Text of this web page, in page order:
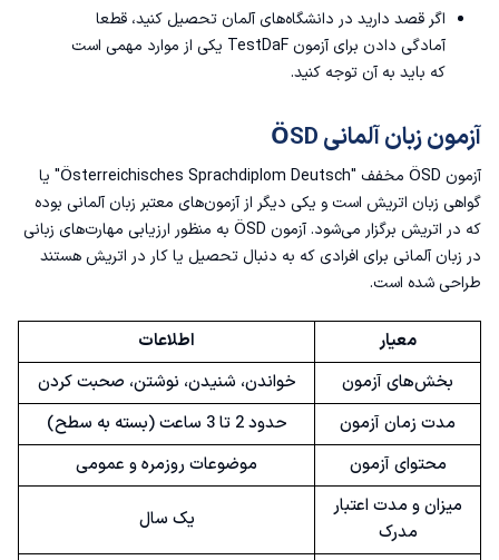
اگر قصد دارید در دانشگاه‌های آلمان تحصیل کنید، قطعا
آمادگی دادن برای آزمون TestDaF یکی از موارد مهمی است
که باید به آن توجه کنید.
آزمون زبان آلمانی ÖSD
آزمون ÖSD
مخفف "Österreichisches Sprachdiplom Deutsch" یا
گواهی زبان اتریش است و یکی دیگر از آزمون‌های معتبر زبان آلمانی بوده
که در اتریش برگزار می‌شود. آزمون ÖSD به منظور ارزیابی مهارت‌های زبانی
در زبان آلمانی برای افرادی که به دنبال تحصیل یا کار در اتریش هستند
طراحی شده است.
معیار
اطلاعات
بخش‌های آزمون
خواندن، شنیدن، نوشتن، صحبت کردن
مدت زمان آزمون
حدود 2 تا 3 ساعت (بسته به سطح)
محتوای آزمون
موضوعات روزمره و عمومی
میزان و مدت اعتبار
مدرک
یک سال